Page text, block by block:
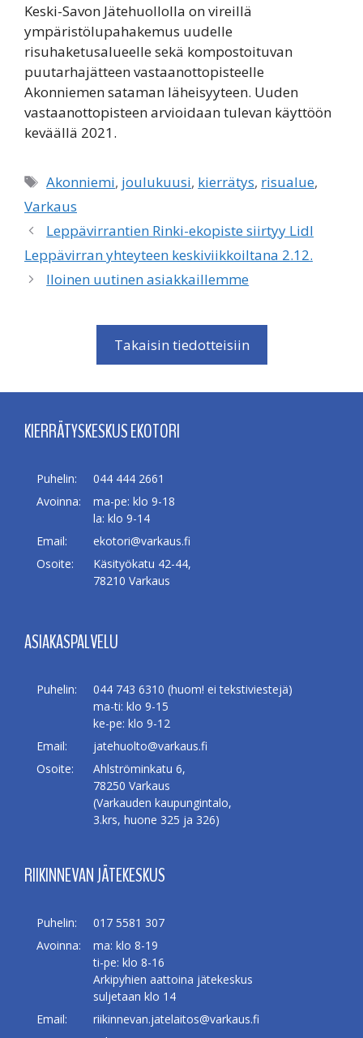
Keski-Savon Jätehuollolla on vireillä
ympäristölupahakemus uudelle
risuhaketusalueelle sekä kompostoituvan
puutarhajätteen vastaanottopisteelle
Akonniemen sataman läheisyyteen. Uuden
vastaanottopisteen arvioidaan tulevan käyttöön
keväällä 2021.
Avainsanat
Akonniemi, joulukuusi, kierrätys, risualue,
Varkaus
Leppävirrantien Rinki-ekopiste siirtyy Lidl
Leppävirran yhteyteen keskiviikkoiltana 2.12.
Iloinen uutinen asiakkaillemme
Takaisin tiedotteisiin
KIERRÄTYSKESKUS EKOTORI
Puhelin:
044 444 2661
Avoinna:
ma-pe: klo 9-18
la: klo 9-14
Email:
ekotori@varkaus.fi
Osoite:
Käsityökatu 42-44,
78210 Varkaus
ASIAKASPALVELU
Puhelin:
044 743 6310 (huom! ei tekstiviestejä)
ma-ti: klo 9-15
ke-pe: klo 9-12
Email:
jatehuolto@varkaus.fi
Osoite:
Ahlströminkatu 6,
78250 Varkaus
(Varkauden kaupungintalo,
3.krs, huone 325 ja 326)
RIIKINNEVAN JÄTEKESKUS
Puhelin:
017 5581 307
Avoinna:
ma: klo 8-19
ti-pe: klo 8-16
Arkipyhien aattoina jätekeskus
suljetaan klo 14
Email:
riikinnevan.jatelaitos@varkaus.fi